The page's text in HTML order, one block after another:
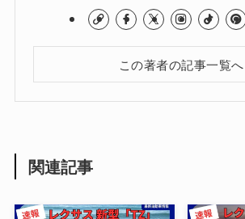
この著者の記事一覧へ
関連記事